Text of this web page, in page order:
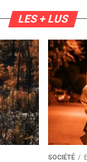
LES + LUS
SOCIÉTÉ